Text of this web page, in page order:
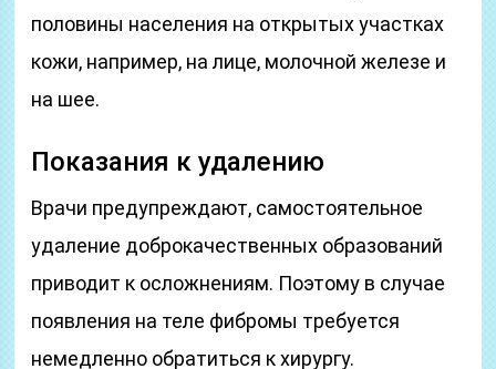
половины населения на открытых участках
кожи, например, на лице, молочной железе и
на шее.
Показания к удалению
Врачи предупреждают, самостоятельное
удаление доброкачественных образований
приводит к осложнениям. Поэтому в случае
появления на теле фибромы требуется
немедленно обратиться к хирургу.